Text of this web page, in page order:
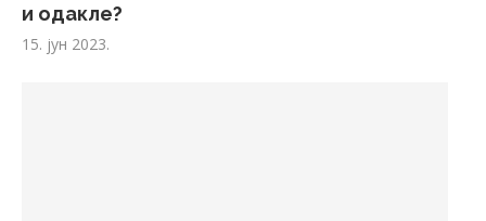
и одакле?
15. јун 2023.